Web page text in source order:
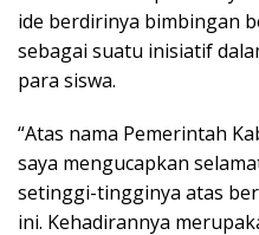
ide berdirinya bimbingan
sebagai suatu inisiatif
para siswa.
“Atas nama Pemerintah
saya mengucapkan
setinggi-tingginya atas
ini. Kehadirannya